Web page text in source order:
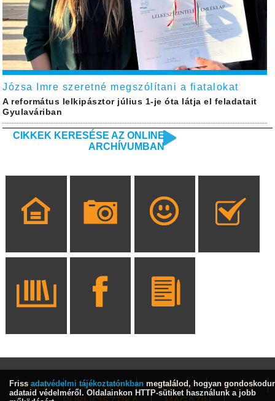
Józsa Imre szeretné megszólítani a fiatalokat
A református lelkipásztor július 1-je óta látja el feladatait
Gyulaváriban
CIKKEK KERESÉSE AZ ONLINE
ARCHÍVUMBAN
HÍREK KULTÚRA INTERJÚ
SPORT
Friss adatvédelmi tájékoztatónkban megtalálod, hogyan
adataid védelméről. Oldalainkon HTTP-sütiket használunk a jobb